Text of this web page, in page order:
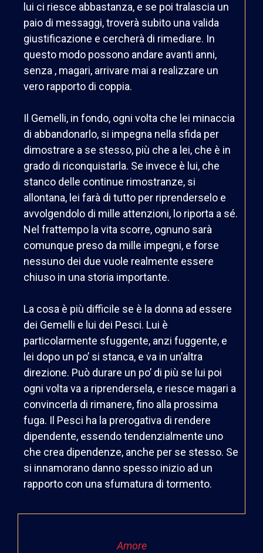
lui ci riesce abbastanza, e se poi tralascia un
paio di messaggi, troverà subito una valida
giustificazione e cercherà di rimediare. In
questo modo possono andare avanti anni,
senza , magari, arrivare mai a realizzare un
vero rapporto di coppia.
Il Gemelli, in fondo, ogni volta che lei minaccia
di abbandonarlo, si impegna nella sfida per
dimostrare a se stesso, più che a lei, che è in
grado di riconquistarla. Se invece è lui, che
stanco delle continue rimostranze, si
allontana, lei farà di tutto per riprenderselo e
avvolgendolo di mille attenzioni, lo riporta a sé.
Nel frattempo la vita scorre, ognuno sarà
comunque preso da mille impegni, e forse
nessuno dei due vuole realmente essere
chiuso in una storia importante.
La cosa è più difficile se è la donna ad essere
dei Gemelli e lui dei Pesci. Lui è
particolarmente sfuggente, anzi fuggente, e
lei dopo un po’ si stanca, e va in un’altra
direzione. Può durare un po’ di più se lui poi
ogni volta va a riprendersela, e riesce magari a
convincerla di rimanere, fino alla prossima
fuga. Il Pesci ha la prerogativa di rendere
dipendente, essendo tendenzialmente uno
che crea dipendenze, anche per se stesso. Se
si innamorano danno spesso inizio ad un
rapporto con una sfumatura di tormento.
Amore